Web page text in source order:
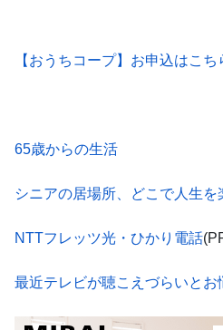
【おうちコープ】お申込はこち
65歳からの生活
シニアの居場所、どこで人生を
NTTフレッツ光・ひかり電話
最近テレビが聴こえづらいとお